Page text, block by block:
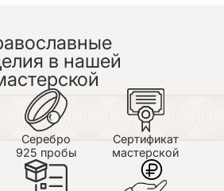
в нашей
Серебро
925 пробы
Сертификат
мастерской